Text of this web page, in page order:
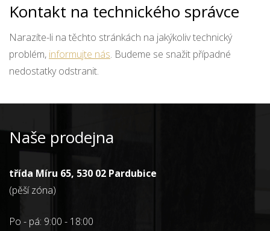
Kontakt na technického správce
Narazíte-li na těchto stránkách na jakýkoliv technický
problém, informujte nás. Budeme se snažit případné
nedostatky odstranit.
Naše prodejna
třída Míru 65, 530 02 Pardubice
(pěší zóna)
Po - pá: 9:00 - 18:00